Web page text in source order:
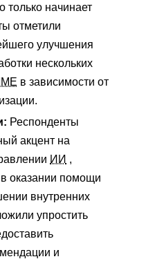
только начинает
отметили
улучшения
нескольких
в зависимости от
Респонденты
акцент на
ИИ ,
в оказании помощи
внутренних
упростить
и